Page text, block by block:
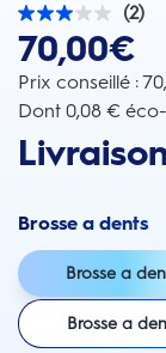
(2)
3.0
sur
5
étoiles.
2
avis
70,00€
Prix conseillé :
Dont 0,08 €
Brosse a dents
Brosse a
Brosse a